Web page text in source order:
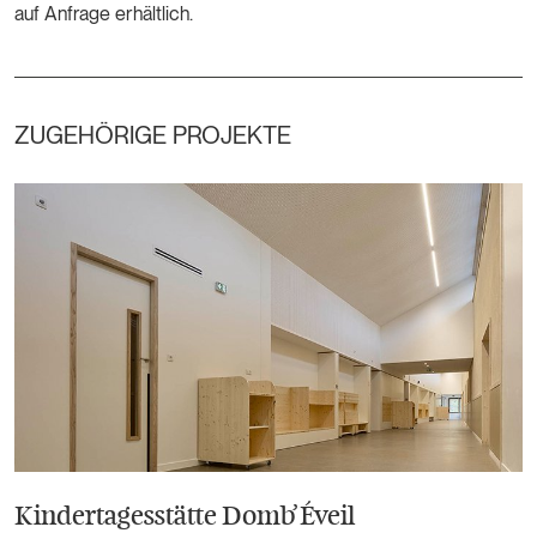
auf Anfrage erhältlich.
ZUGEHÖRIGE PROJEKTE
Kindertagesstätte Domb’Éveil